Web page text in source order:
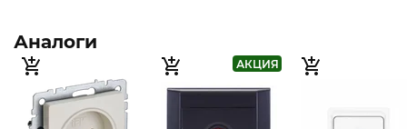
Аналоги
АКЦИЯ